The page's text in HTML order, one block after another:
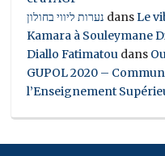
נערות ליווי בחולון dansLe
Kamara à Souleymane
Diallo Fatimatou dans
GUPOL 2020 –
l’Enseignement